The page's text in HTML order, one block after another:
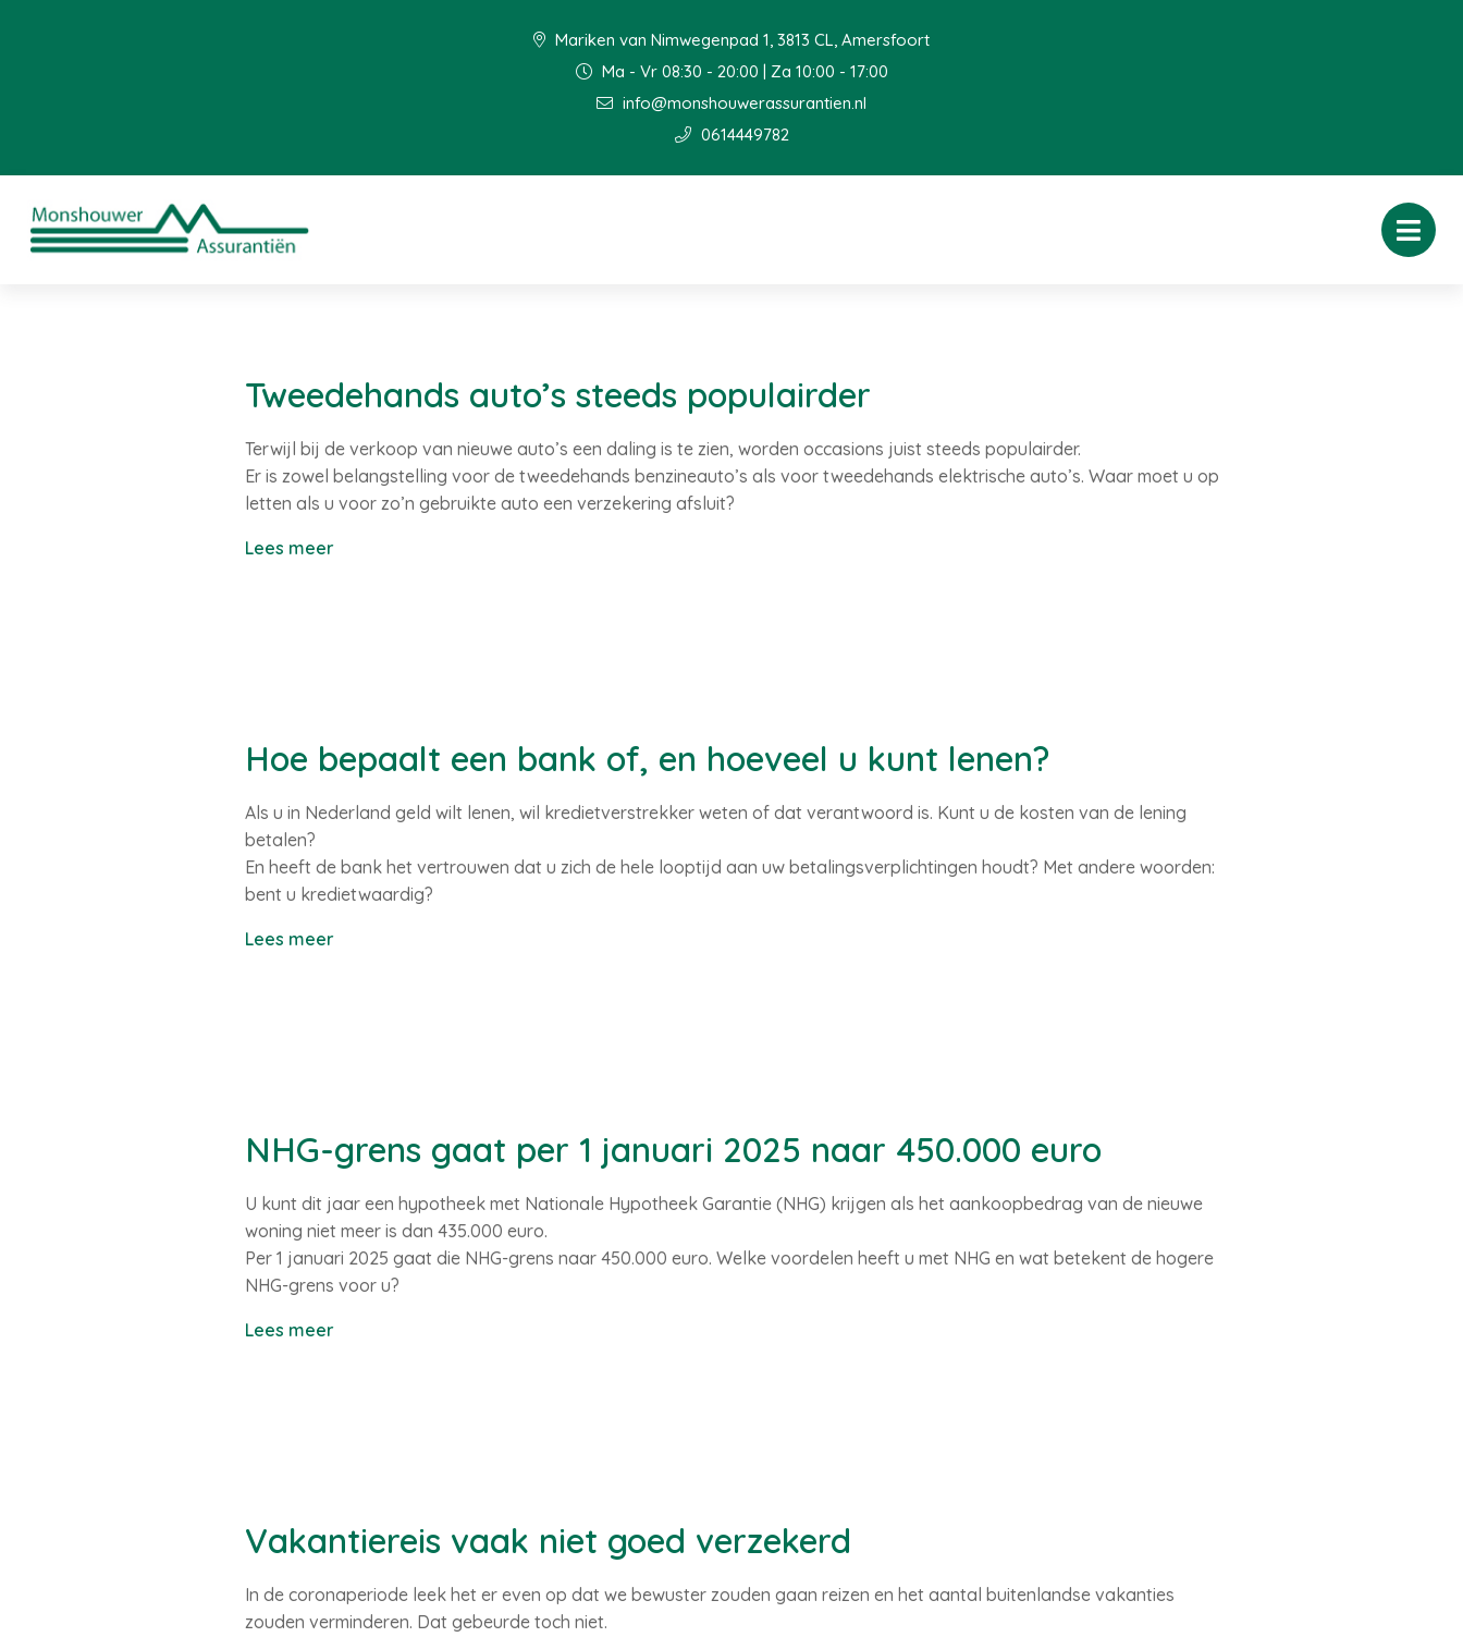
Mariken van Nimwegenpad 1, 3813 CL, Amersfoort
Ma - Vr 08:30 - 20:00 | Za 10:00 - 17:00
info@monshouwerassurantien.nl
0614449782
Tweedehands auto’s steeds populairder
Terwijl bij de verkoop van nieuwe auto’s een daling is te zien, worden occasions juist steeds populairder.
Er is zowel belangstelling voor de tweedehands benzineauto’s als voor tweedehands elektrische auto’s. Waar moet u op
letten als u voor zo’n gebruikte auto een verzekering afsluit?
Lees meer
Hoe bepaalt een bank of, en hoeveel u kunt lenen?
Als u in Nederland geld wilt lenen, wil kredietverstrekker weten of dat verantwoord is. Kunt u de kosten van de lening
betalen?
En heeft de bank het vertrouwen dat u zich de hele looptijd aan uw betalingsverplichtingen houdt? Met andere woorden:
bent u kredietwaardig?
Lees meer
NHG-grens gaat per 1 januari 2025 naar 450.000 euro
U kunt dit jaar een hypotheek met Nationale Hypotheek Garantie (NHG) krijgen als het aankoopbedrag van de nieuwe
woning niet meer is dan 435.000 euro.
Per 1 januari 2025 gaat die NHG-grens naar 450.000 euro. Welke voordelen heeft u met NHG en wat betekent de hogere
NHG-grens voor u?
Lees meer
Vakantiereis vaak niet goed verzekerd
In de coronaperiode leek het er even op dat we bewuster zouden gaan reizen en het aantal buitenlandse vakanties
zouden verminderen. Dat gebeurde toch niet.